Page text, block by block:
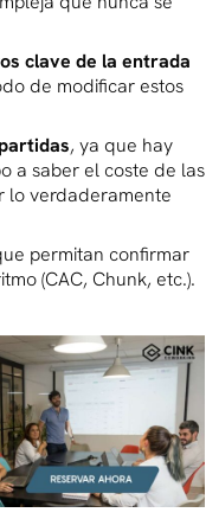
clave de la entrada
de modificar estos
, ya que hay
a saber el coste de las
lo verdaderamente
permitan confirmar
(CAC, Chunk, etc.).